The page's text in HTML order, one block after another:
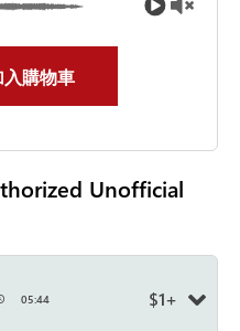
入購物車
Unofficial
05:44 $1+